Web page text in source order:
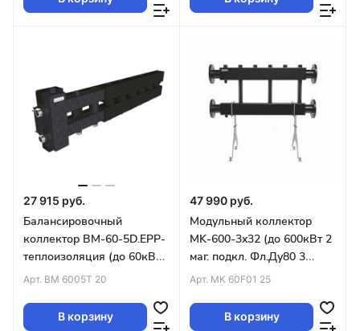
27 915 руб.
Балансировочный
коллектор BM-60-5D.EPP-
теплоизоляция (до 60кВт
G1″ 4+1 контура G1″ 4D-
Арт. BM 6005T 20
В корзину
47 990 руб.
Модульный коллектор
MK-600-3x32 (до 600кВт 2
маг. подкл. Фл.Ду80 3
контура G1¼″ вверх или
Арт. MK 60F01 25
В корзину